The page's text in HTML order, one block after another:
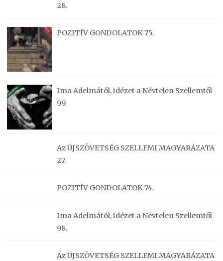
28.
POZITÍV GONDOLATOK 75.
Ima Adelmától, idézet a Névtelen Szellemtől
99.
Az ÚJSZÖVETSÉG SZELLEMI MAGYARÁZATA
27.
POZITÍV GONDOLATOK 74.
Ima Adelmától, idézet a Névtelen Szellemtől
98.
Az ÚJSZÖVETSÉG SZELLEMI MAGYARÁZATA